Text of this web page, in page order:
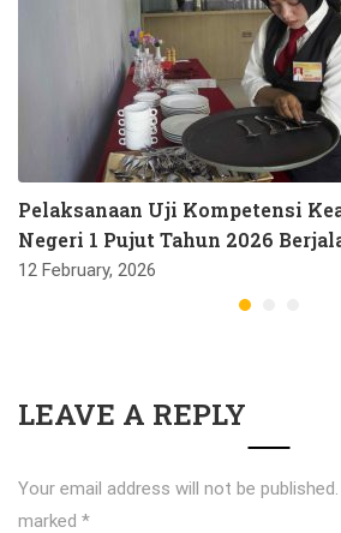
Pelaksanaan Uji Kompetensi
Negeri 1 Pujut Tahun 2026
12 February, 2026
LEAVE A REPLY
Your email address will not be published.
marked *